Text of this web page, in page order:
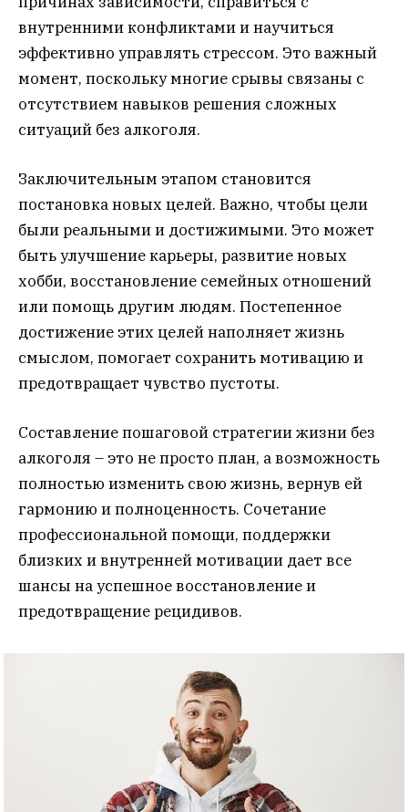
внутренними конфликтами и научиться
эффективно управлять стрессом. Это важный
момент, поскольку многие срывы связаны с
отсутствием навыков решения сложных
ситуаций без алкоголя.
Заключительным этапом становится
постановка новых целей. Важно, чтобы цели
были реальными и достижимыми. Это может
быть улучшение карьеры, развитие новых
хобби, восстановление семейных отношений
или помощь другим людям. Постепенное
достижение этих целей наполняет жизнь
смыслом, помогает сохранить мотивацию и
предотвращает чувство пустоты.
Составление пошаговой стратегии жизни без
алкоголя – это не просто план, а возможность
полностью изменить свою жизнь, вернув ей
гармонию и полноценность. Сочетание
профессиональной помощи, поддержки
близких и внутренней мотивации дает все
шансы на успешное восстановление и
предотвращение рецидивов.